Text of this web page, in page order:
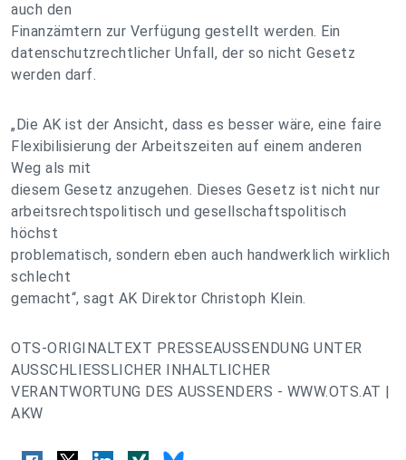
auch den
Finanzämtern zur Verfügung gestellt werden. Ein
datenschutzrechtlicher Unfall, der so nicht Gesetz
werden darf.
„Die AK ist der Ansicht, dass es besser wäre, eine faire
Flexibilisierung der Arbeitszeiten auf einem anderen
Weg als mit
diesem Gesetz anzugehen. Dieses Gesetz ist nicht nur
arbeitsrechtspolitisch und gesellschaftspolitisch
höchst
problematisch, sondern eben auch handwerklich wirklich
schlecht
gemacht“, sagt AK Direktor Christoph Klein.
OTS-ORIGINALTEXT PRESSEAUSSENDUNG UNTER
AUSSCHLIESSLICHER INHALTLICHER
VERANTWORTUNG DES AUSSENDERS - WWW.OTS.AT |
AKW